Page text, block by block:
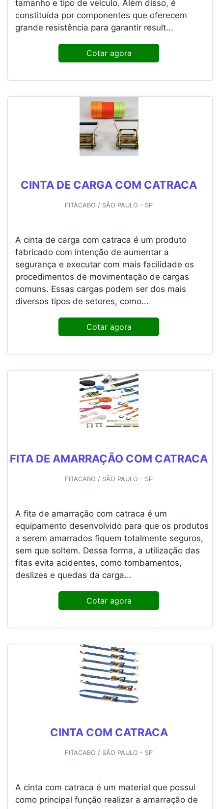
tamanho e tipo de veículo. Além disso, é
constituída por componentes que oferecem
grande resistência para garantir result...
Cotar agora
CINTA DE CARGA COM CATRACA
FITACABO / SÃO PAULO - SP
A cinta de carga com catraca é um produto
fabricado com intenção de aumentar a
segurança e executar com mais facilidade os
procedimentos de movimentação de cargas
comuns. Essas cargas podem ser dos mais
diversos tipos de setores, como...
Cotar agora
FITA DE AMARRAÇÃO COM CATRACA
FITACABO / SÃO PAULO - SP
A fita de amarração com catraca é um
equipamento desenvolvido para que os produtos
a serem amarrados fiquem totalmente seguros,
sem que soltem. Dessa forma, a utilização das
fitas evita acidentes, como tombamentos,
deslizes e quedas da carga...
Cotar agora
CINTA COM CATRACA
FITACABO / SÃO PAULO - SP
A cinta com catraca é um material que possui
como principal função realizar a amarração de